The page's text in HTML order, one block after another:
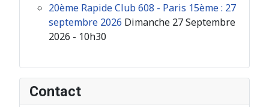
20ème Rapide Club 608 - Paris 15ème : 27
septembre 2026 Dimanche 27 Septembre
2026 - 10h30
Contact